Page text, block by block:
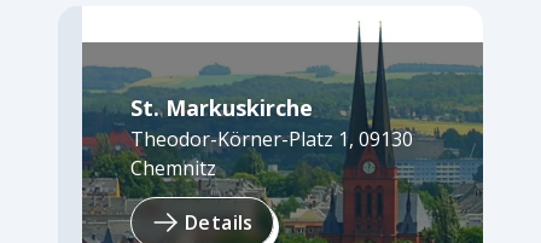
St. Markuskirche
Theodor-Körner-Platz 1, 09130
Chemnitz
Details